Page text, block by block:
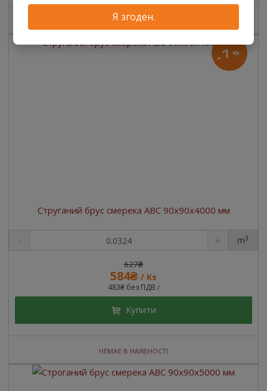
Я згоден.
НЕМАЄ В НАЯВНОСТІ
-7%
Струганий брус смерека ABC 90x90x4000 мм
627₴
584₴ / Ks
483₴ без ПДВ /
m3
Купити
НЕМАЄ В НАЯВНОСТІ